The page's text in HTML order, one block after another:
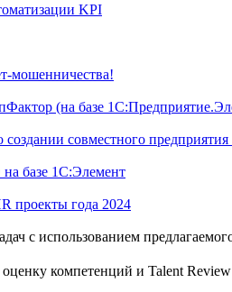
KPI
мошенничества!
(на базе
совместного
базе 1С:Элемент
проекты года 2024
с использованием
оценку компетенций и Talent